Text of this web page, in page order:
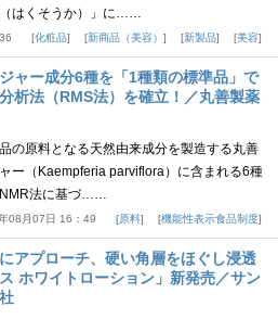
はくそうか）」に……
化粧品 新商品（美容） 新製品 美容
ャー成分6種を「1種類の標準品」で
析法（RMS法）を確立！／丸善製薬
の原料となる天然由来成分を製造する丸善
ー（Kaempferia parviflora）に含まれる6種
NMR法に基づ……
08月07日 16：49 原料 機能性表示食品制度
アプローチ、硬い角層をほぐし浸透
ス ホワイトローション」新発売／サン